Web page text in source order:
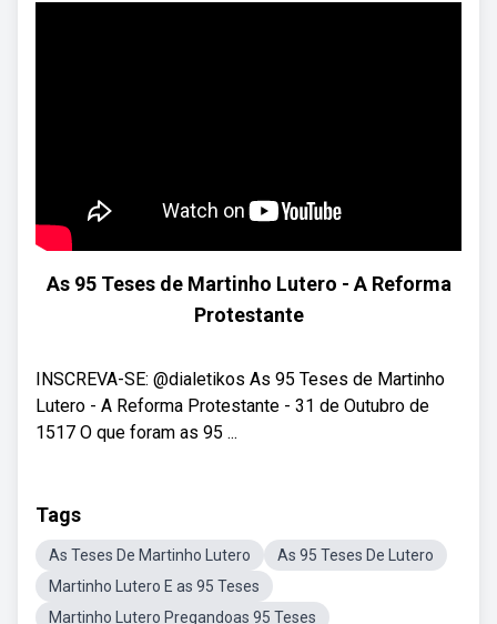
As 95 Teses de Martinho Lutero - A Reforma
Protestante
INSCREVA-SE: @dialetikos As 95 Teses de Martinho
Lutero - A Reforma Protestante - 31 de Outubro de
1517 O que foram as 95 ...
Tags
As Teses De Martinho Lutero
As 95 Teses De Lutero
Martinho Lutero E as 95 Teses
Martinho Lutero Pregandoas 95 Teses